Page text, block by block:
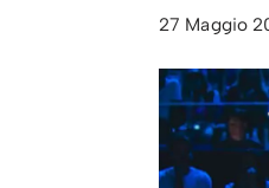
27 Maggio